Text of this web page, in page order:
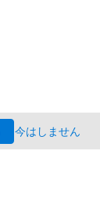
今はしません